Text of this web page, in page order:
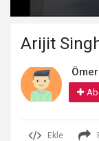
Arijit
Ömer
Ekle